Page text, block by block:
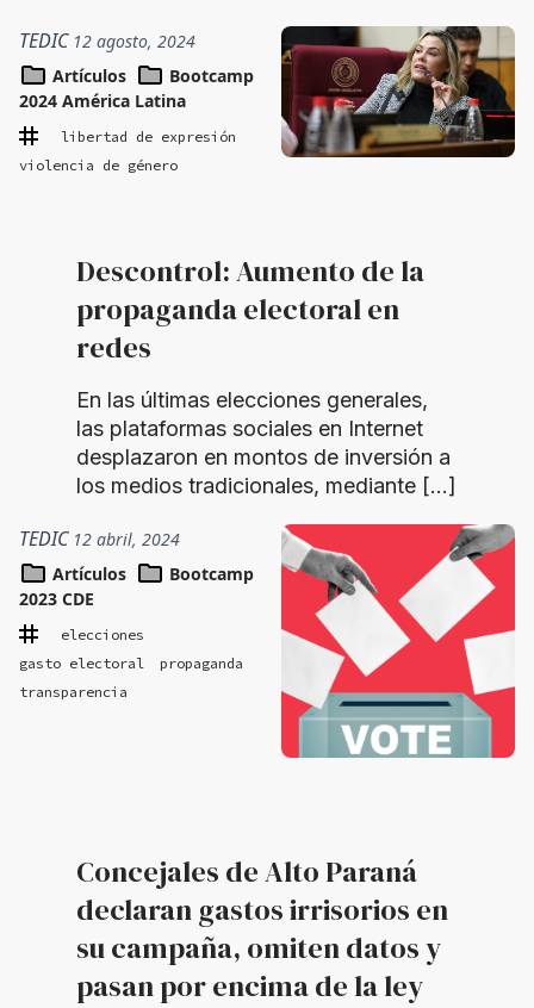
TEDIC 12 agosto, 2024
Artículos
Bootcamp
2024 América Latina
libertad de expresión
violencia de género
Descontrol: Aumento de la
propaganda electoral en
redes
En las últimas elecciones generales,
las plataformas sociales en Internet
desplazaron en montos de inversión a
los medios tradicionales, mediante […]
TEDIC 12 abril, 2024
Artículos
Bootcamp
2023 CDE
elecciones
gasto electoral
propaganda
transparencia
Concejales de Alto Paraná
declaran gastos irrisorios en
su campaña, omiten datos y
pasan por encima de la ley